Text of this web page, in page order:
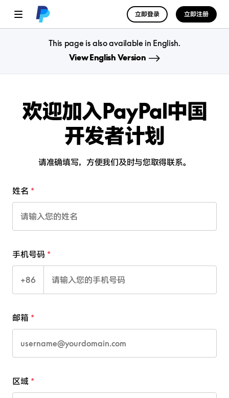
立即登录 立即注册
This page is also available in English.
View English Version
欢迎加入PayPal中国
开发者计划
请准确填写，方便我们及时与您取得联系。
姓名
手机号码
+86
邮箱
区域